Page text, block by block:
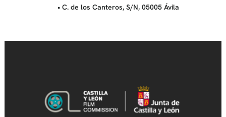
• C. de los Canteros, S/N, 05005 Ávila